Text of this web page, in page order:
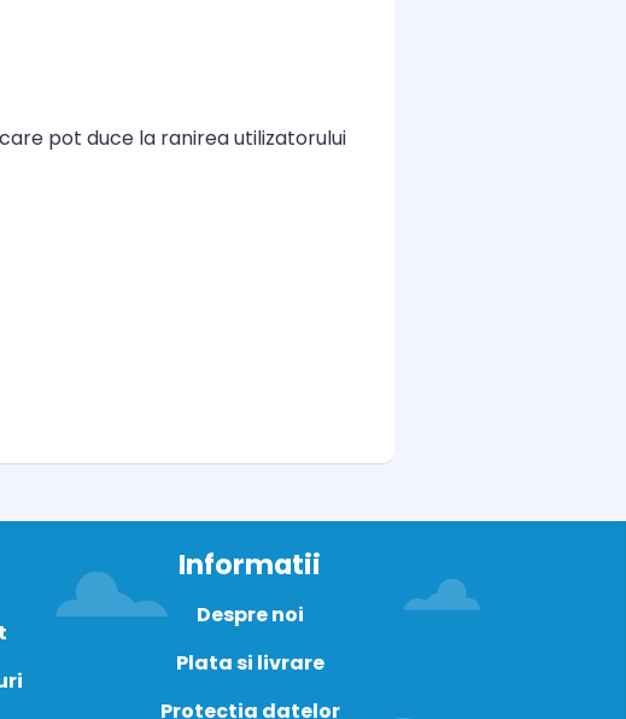
pot duce la ranirea utilizatorului
Informatii
Despre noi
Plata si livrare
Protectia datelor